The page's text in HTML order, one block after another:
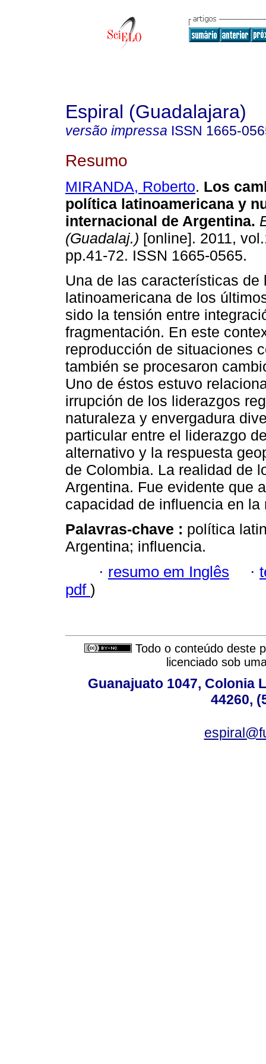
Espiral (Guadalajara)
versão impressa ISSN 1665-
Resumo
MIRANDA, Roberto. Los
política latinoamericana y
internacional de Argentina.
(Guadalaj.) [online]. 2011,
pp.41-72. ISSN 1665-0565.
Una de las características de
latinoamericana de los
sido la tensión entre
fragmentación. En este
reproducción de situaciones
también se procesaron
Uno de éstos estuvo
irrupción de los liderazgos
naturaleza y envergadura
particular entre el liderazgo
alternativo y la respuesta
de Colombia. La realidad de
Argentina. Fue evidente que
capacidad de influencia en la
Palavras-chave : política
Argentina; influencia.
· resumo em Inglês ·
pdf )
Todo o conteúdo deste
licenciado sob
Guanajuato 1047, Colonia
44260,